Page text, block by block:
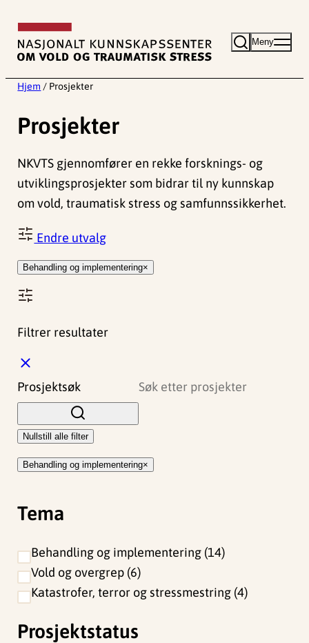
innhold
Meny
Hjem / Prosjekter
Prosjekter
NKVTS gjennomfører en rekke forsknings- og
utviklingsprosjekter som bidrar til ny kunnskap
om vold, traumatisk stress og samfunnssikkerhet.
Endre utvalg
Behandling og implementering
Filtrer resultater
u
k
k
Prosjektsøk
Nullstill alle filter
Behandling og implementering
Tema
Behandling og implementering 14
Vold og overgrep 6
Katastrofer, terror og stressmestring 4
Prosjektstatus